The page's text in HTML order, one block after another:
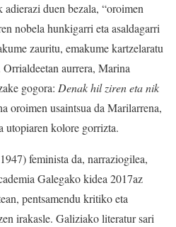
duen bezala, “oroimen
nobela hunkigarri eta asaldagarri
zauritu, emakume kartzelaratu
aurrera, Marina
gogora: Denak hil ziren eta nik
oroimen usaintsua da Marilarrena,
utopiaren kolore gorrizta.
feminista da, narraziogilea,
Galegako kidea 2017az
pentsamendu kritiko eta
irakasle. Galiziako literatur sari